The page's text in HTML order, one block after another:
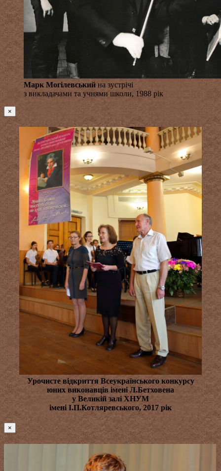
Марк Могілевський на зустрічі
з викладачами та учнями школи, 1988 рік
×
Урочисте відкриття Всеукраїнського конкурсу
юних виконавців імені Л.Бетховена
у Великій залі ХНУМ
імені І.П.Котляревського, 2017 рік
×